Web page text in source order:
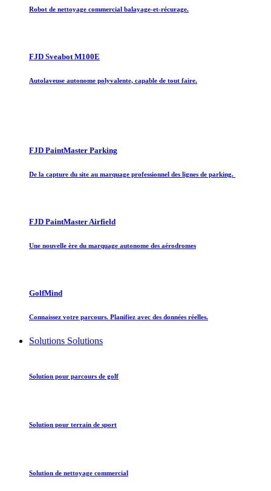
Robot de nettoyage commercial balayage-et-récurage.
FJD Sveabot M100E
Autolaveuse autonome polyvalente, capable de tout faire.
FJD PaintMaster Parking
De la capture du site au marquage professionnel des lignes de parking.
FJD PaintMaster Airfield
Une nouvelle ère du marquage autonome des aérodromes
GolfMind
Connaissez votre parcours. Planifiez avec des données réelles.
Solutions Solutions
Solution pour parcours de golf
Solution pour terrain de sport
Solution de nettoyage commercial